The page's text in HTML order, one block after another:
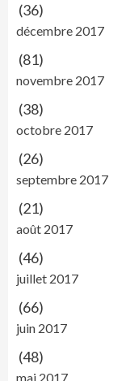
(36)
décembre 2017
(81)
novembre 2017
(38)
octobre 2017
(26)
septembre 2017
(21)
août 2017
(46)
juillet 2017
(66)
juin 2017
(48)
mai 2017